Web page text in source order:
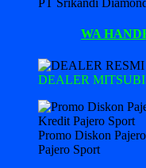
PT Srikandi
WA
DEALER
Promo Diskon
Pajero Sport